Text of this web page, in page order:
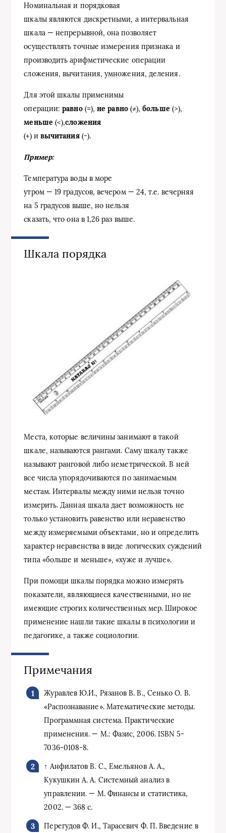
Номинальная и порядковая
шкалы являются дискретными, а интервальная
шкала — непрерывной, она позволяет
осуществлять точные измерения признака и
производить арифметические операции
сложения, вычитания, умножения, деления.
Для этой шкалы применимы
операции:равно(=),не равно(≠),больше (>),
меньше (<),сложения
(+) и вычитания(-).
Пример:
Температура воды в море
утром — 19 градусов, вечером — 24, т.е. вечерняя
на 5 градусов выше, но нельзя
сказать, что она в 1,26 раз выше.
Шкала порядка
Места, которые величины занимают в такой
шкале, называются рангами. Саму шкалу также
называют ранговой либо неметрической. В ней
все числа упорядочиваются по занимаемым
местам. Интервалы между ними нельзя точно
измерить. Данная шкала дает возможность не
только установить равенство или неравенство
между измеряемыми объектами, но и определить
характер неравенства в виде логических суждений
типа «больше и меньше», «хуже и лучше».
При помощи шкалы порядка можно измерять
показатели, являющиеся качественными, но не
имеющие строгих количественных мер. Широкое
применение нашли такие шкалы в психологии и
педагогике, а также социологии.
Примечания
Журавлев Ю.И., Рязанов В. В., Сенько О. В.
«Распознавание». Математические методы.
Программная система. Практические
применения. — М.: Фазис, 2006. ISBN 5-
7036-0108-8.
↑ Анфилатов В. С., Емельянов А. А.,
Кукушкин А. А. Системный анализ в
управлении. — М. Финансы и статистика,
2002. — 368 с.
Перегудов Ф. И., Тарасевич Ф. П. Введение в